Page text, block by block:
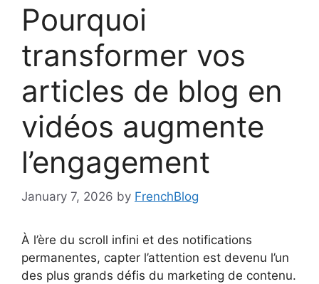
Pourquoi
transformer vos
articles de blog en
vidéos augmente
l’engagement
January 7, 2026 by FrenchBlog
À l’ère du scroll infini et des notifications
permanentes, capter l’attention est devenu l’un
des plus grands défis du marketing de contenu.